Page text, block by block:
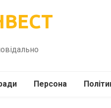
Персона